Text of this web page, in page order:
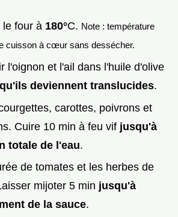
le four à 180°C. Note : température
cuisson à cœur sans dessécher.
l'oignon et l'ail dans l'huile d'olive
deviennent translucides.
carottes, poivrons et
Cuire 10 min à feu vif jusqu'à
totale de l'eau.
de tomates et les herbes de
mijoter 5 min jusqu'à
de la sauce.